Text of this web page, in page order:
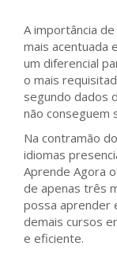
A importância
mais acentuada
um diferencial
o mais
segundo dados
não conseguem
Na contramão
idiomas
Aprende Agora
de apenas três
possa aprender
demais cursos
e eficiente.